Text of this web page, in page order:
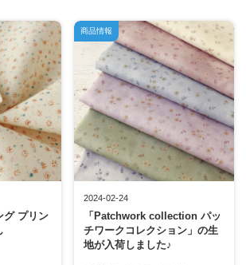
グ プリン
2024-02-24
「Patchwork collection パッ
チワークコレクション」の生
地が入荷しました♪
商品情報